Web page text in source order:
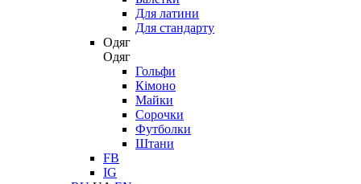
Для латини
Для стандарту
Одяг
Одяг
Гольфи
Кімоно
Майки
Сорочки
Футболки
Штани
FB
IG